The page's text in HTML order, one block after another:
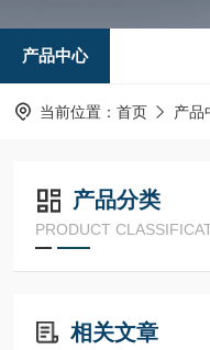
产品中心
当前位置： 首页 产品
产品分类
PRODUCT
相关文章